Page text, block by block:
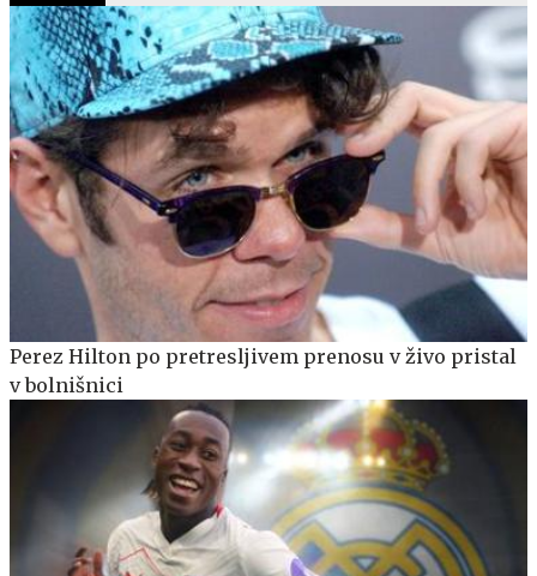
Perez Hilton po pretresljivem prenosu v živo pristal
v bolnišnici